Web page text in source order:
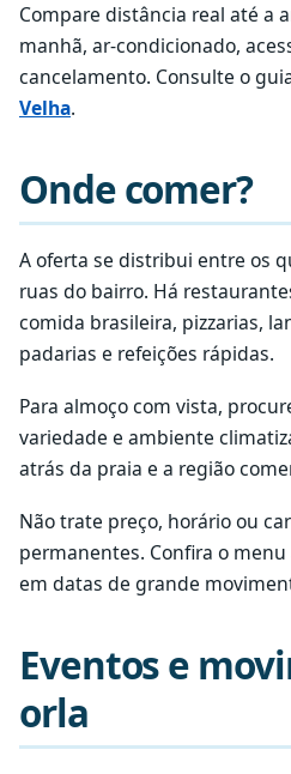
Compare distância real até a
manhã, ar-condicionado,
cancelamento. Consulte o
Velha.
Onde comer?
A oferta se distribui entre os
ruas do bairro. Há
comida brasileira, pizzarias,
padarias e refeições rápidas.
Para almoço com vista,
variedade e ambiente
atrás da praia e a região
Não trate preço, horário ou
permanentes. Confira o
em datas de grande
Eventos e
orla